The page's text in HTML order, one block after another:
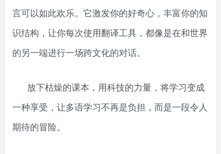
言可以如此欢乐。它激发你的好奇心，丰富你的知
识结构，让你每次使用翻译工具，都像是在和世界
的另一端进行一场跨文化的对话。
放下枯燥的课本，用科技的力量，将学习变成
一种享受，让多语学习不再是负担，而是一段令人
期待的冒险。